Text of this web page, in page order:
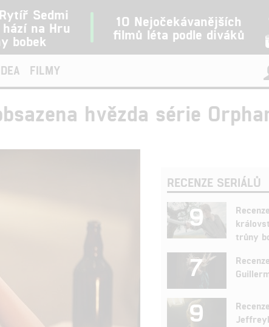
Sedmi
na Hru
bobek
10 Nejočekávanějších
filmů léta podle diváků
FILMY
hvězda série
RECENZE SERIÁLŮ
9
trůny
7
9